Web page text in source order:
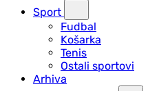
Sport
Fudbal
Košarka
Tenis
Ostali sportovi
Arhiva